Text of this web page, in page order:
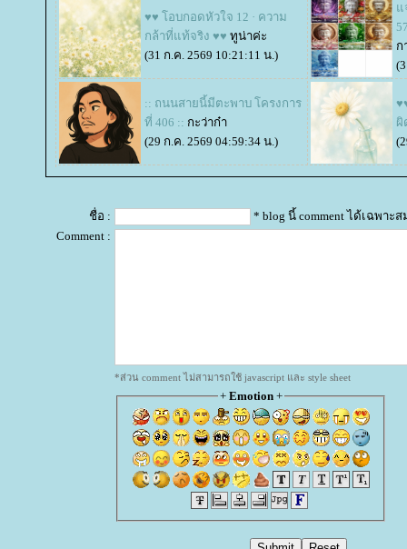
♥♥ โอบกอดหัวใจ 12 · ความ
กล้าที่แท้จริง ♥♥ ทูน่าค่ะ
(31 ก.ค. 2569 10:21:11 น.)
จ
ก
:: ถนนสายนี้มีตะพาบ โครงการ
ที่ 406 :: กะว่าก๋า
(29 ก.ค. 2569 04:59:34 น.)
ผิ
ชื่อ :
* blog นี้ comment ได้เฉพาะ
Comment :
*ส่วน comment ไม่สามารถใช้ javascript และ style sheet
+ Emotion+